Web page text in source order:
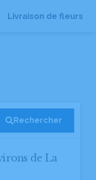
Livraison de fleurs
Rechercher
de La